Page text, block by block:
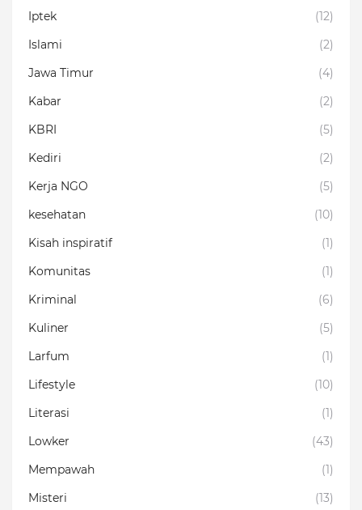
Iptek
(12)
Islami
(2)
Jawa Timur
(4)
Kabar
(2)
KBRI
(5)
Kediri
(2)
Kerja NGO
(5)
kesehatan
(10)
Kisah inspiratif
(1)
Komunitas
(1)
Kriminal
(6)
Kuliner
(5)
Larfum
(1)
Lifestyle
(10)
Literasi
(1)
Lowker
(43)
Mempawah
(1)
Misteri
(13)